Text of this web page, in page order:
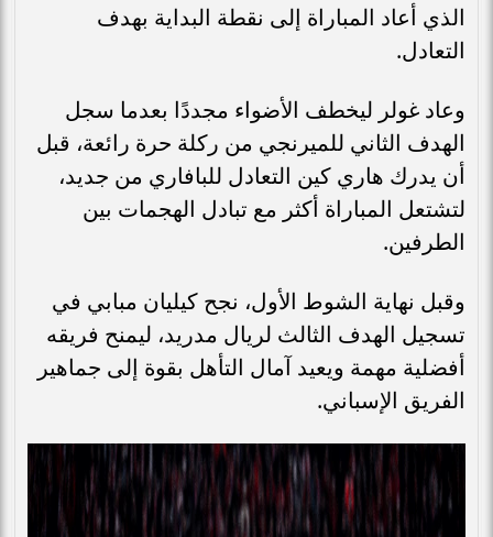
الذي أعاد المباراة إلى نقطة البداية بهدف
التعادل.
وعاد غولر ليخطف الأضواء مجددًا بعدما سجل
الهدف الثاني للميرنجي من ركلة حرة رائعة، قبل
أن يدرك هاري كين التعادل للبافاري من جديد،
لتشتعل المباراة أكثر مع تبادل الهجمات بين
الطرفين.
وقبل نهاية الشوط الأول، نجح كيليان مبابي في
تسجيل الهدف الثالث لريال مدريد، ليمنح فريقه
أفضلية مهمة ويعيد آمال التأهل بقوة إلى جماهير
الفريق الإسباني.